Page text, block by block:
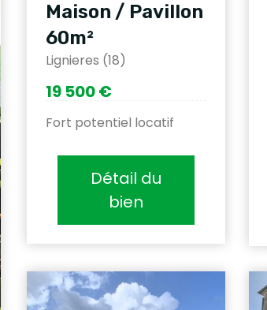
Maison / Pavillon
60m²
Lignieres (18)
19 500 €
Fort potentiel locatif
Détail du
bien